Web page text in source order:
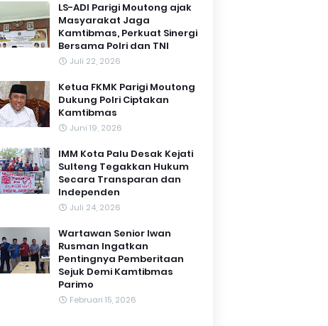
LS-ADI Parigi Moutong ajak
Masyarakat Jaga
Kamtibmas, Perkuat Sinergi
Bersama Polri dan TNI
Juli 22, 2026
Ketua FKMK Parigi Moutong
Dukung Polri Ciptakan
Kamtibmas
Juni 19, 2026
IMM Kota Palu Desak Kejati
Sulteng Tegakkan Hukum
Secara Transparan dan
Independen
Juli 24, 2026
Wartawan Senior Iwan
Rusman Ingatkan
Pentingnya Pemberitaan
Sejuk Demi Kamtibmas
Parimo
Februari 15, 2026